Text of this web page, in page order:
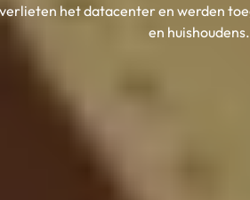
het datacenter en werden
en huishoudens.